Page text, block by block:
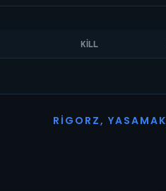
KILL
R I G O R Z, YASAMAK